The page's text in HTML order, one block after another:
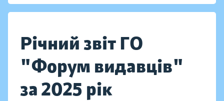
Річний звіт ГО
"Форум видавців"
за 2025 рік